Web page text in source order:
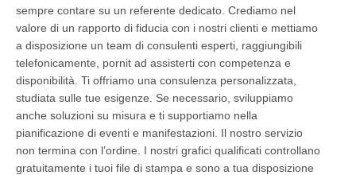
sempre contare su un referente dedicato. Crediamo nel
valore di un rapporto di fiducia con i nostri clienti e mettiamo
a disposizione un team di consulenti esperti, raggiungibili
telefonicamente, pornit ad assisterti con competenza e
disponibilità. Ti offriamo una consulenza personalizzata,
studiata sulle tue esigenze. Se necessario, sviluppiamo
anche soluzioni su misura e ti supportiamo nella
pianificazione di eventi e manifestazioni. Il nostro servizio
non termina con l’ordine. I nostri grafici qualificati controllano
gratuitamente i tuoi file di stampa e sono a tua disposizione